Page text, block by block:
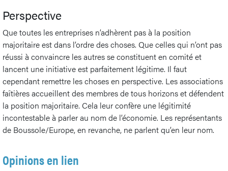
Perspective
Que toutes les entreprises n’adhèrent pas à la position
majoritaire est dans l’ordre des choses. Que celles qui n’ont pas
réussi à convaincre les autres se constituent en comité et
lancent une initiative est parfaitement légitime. Il faut
cependant remettre les choses en perspective. Les associations
faîtières accueillent des membres de tous horizons et défendent
la position majoritaire. Cela leur confère une légitimité
incontestable à parler au nom de l’économie. Les représentants
de Boussole/Europe, en revanche, ne parlent qu’en leur nom.
Opinions en lien